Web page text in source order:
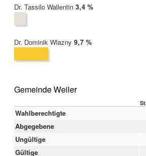
Dr. Tassilo Wallentin 2022:
3,4 %
Dr. Dominik Wlazny 2022:
9,7 %
Gemeinde Weiler
Wahlberechtigte
Abgegebene
Ungültige
Gültige